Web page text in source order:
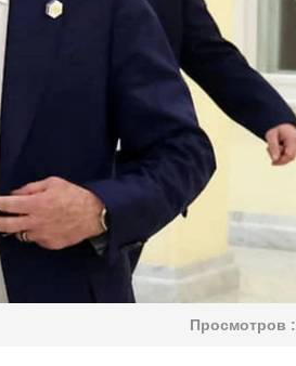
Просмотров :